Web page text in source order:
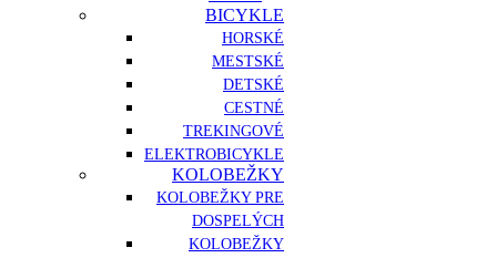
BICYKLE
HORSKÉ
MESTSKÉ
DETSKÉ
CESTNÉ
TREKINGOVÉ
ELEKTROBICYKLE
KOLOBEŽKY
KOLOBEŽKY PRE
DOSPELÝCH
KOLOBEŽKY